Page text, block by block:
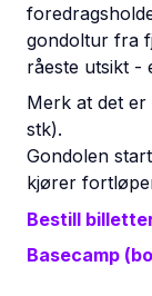
gondoltur fra
råeste utsikt -
Merk at det er
stk).
Gondolen
kjører
Bestill
Basecamp